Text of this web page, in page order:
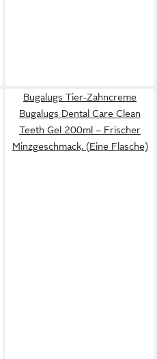
Bugalugs Tier-Zahncreme
Bugalugs Dental Care Clean
Teeth Gel 200ml – Frischer
Minzgeschmack, (Eine Flasche)